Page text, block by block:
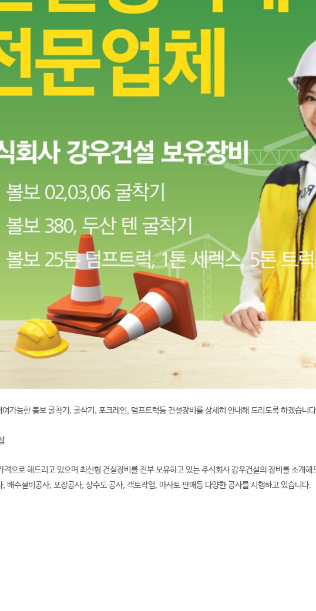
여가능한볼보 굴착기, 굴삭기, 포크레인, 덤프트럭등건설장비를 상세히 안내해 드리도록 하겠습니
으로 해드리고 있으며 최신형 건설장비를 전부 보유하고 있는 주식회사 강우건설의 장비를 소개
배수설비공사, 포장공사, 상수도 공사, 객토작업, 마사토 판매등 다양한 공사를 시행하고 있습니다.